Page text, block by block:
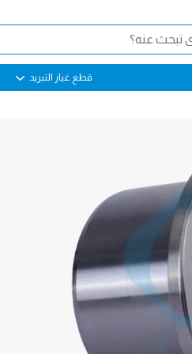
قطع غيار التبريد